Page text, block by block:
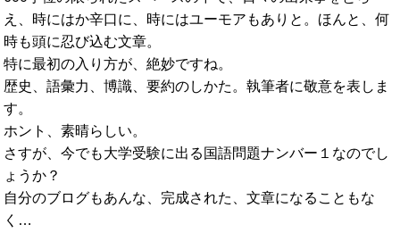
え、 時にはか辛口に、時にはユーモアもありと。ほんと、何
時も頭に忍び込む文章。
特に最初の入り方が、絶妙ですね。
歴史、語彙力、博識、要約のしかた。執筆者に敬意を表しま
す。
ホント、素晴らしい。
さすが、今でも大学受験に出る国語問題ナンバー１なのでし
ょうか？
自分のブログもあんな、完成された、文章になることもな
く…